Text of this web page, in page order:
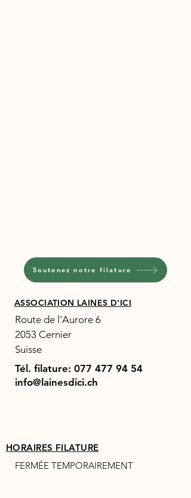
Soutenez notre filature
ASSOCIATION LAINES D'ICI
Route de l'Aurore 6
2053 Cernier
Suisse
Tél. filature: 077 477 94 54
info@lainesdici.ch
HORAIRES FILATURE
FERMÉE TEMPORAIREMENT